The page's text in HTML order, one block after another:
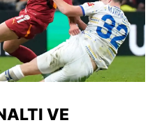
VE